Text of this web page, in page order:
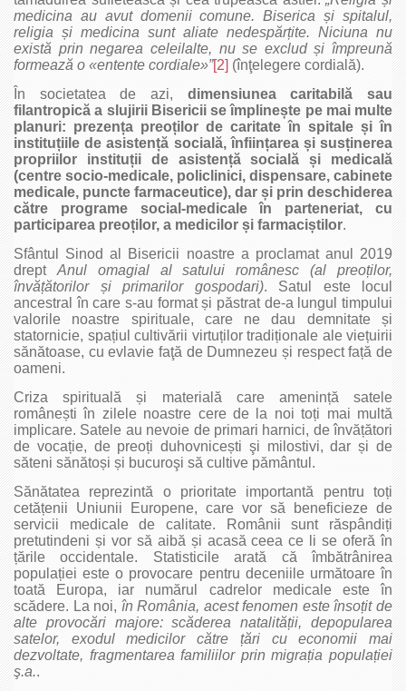
medicina au avut domenii comune. Bisericași spitalul,
religia și medicina sunt aliate nedespărțite. Niciuna nu
există prin negarea celeilalte, nu se excludși împreună
formează o «entente cordiale»”[2] (înţelegere cordială).
În societatea de azi, dimensiunea caritabilă sau
filantropică a slujirii Bisericii se împlinește pe mai multe
planuri: prezența preoților de caritate în spitale și în
instituțiile de asistență socială, înființarea și susținerea
propriilor instituții de asistență socială și medicală
(centre socio-medicale, policlinici, dispensare, cabinete
medicale, puncte farmaceutice), dar și prin deschiderea
către programe social-medicale în parteneriat, cu
participarea preoților, a medicilor și farmaciștilor.
Sfântul Sinod al Bisericii noastre a proclamat anul 2019
drept Anul omagial al satului românesc (al preoților,
învățătorilor și primarilor gospodari). Satul este locul
ancestral în care s-au format și păstrat de-a lungul timpului
valorile noastre spirituale, care ne dau demnitate și
statornicie, spațiul cultivării virtuților tradiționale ale viețuirii
sănătoase, cu evlavie faţă de Dumnezeu și respect față de
oameni.
Criza spirituală și materială care amenință satele
românești în zilele noastre cere de la noi toți mai multă
implicare. Satele au nevoie de primari harnici, de învățători
de vocație, de preoți duhovnicești şi milostivi, dar și de
săteni sănătoși și bucuroşi să cultive pământul.
Sănătatea reprezintă o prioritate importantă pentru toți
cetățenii Uniunii Europene, care vor să beneficieze de
servicii medicale de calitate. Românii sunt răspândiți
pretutindeni și vor să aibă și acasă ceea ce li se oferă în
țările occidentale. Statisticile arată că îmbătrânirea
populației este o provocare pentru deceniile următoare în
toată Europa, iar numărul cadrelor medicale este în
scădere. La noi, în România, acest fenomen este însoțit de
alte provocări majore: scăderea natalității, depopularea
satelor, exodul medicilor către țări cu economii mai
dezvoltate, fragmentarea familiilor prin migrația populației
ş.a..